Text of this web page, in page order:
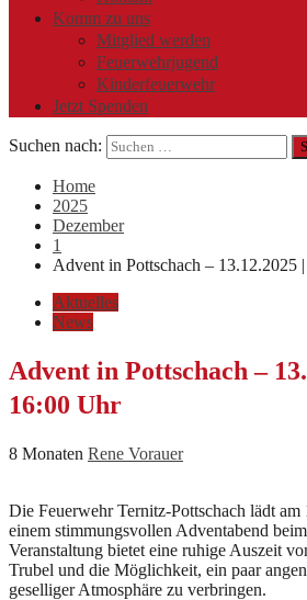
Komm zu uns
Mitglied werden
Feuerwehrjugend
Kinderfeuerwehr
Jetzt Spenden
Suchen nach:
Home
2025
Dezember
1
Advent in Pottschach – 13.12.2025
Aktuelles
News
Advent in Pottschach –
16:00 Uhr
8 Monaten Rene Vorauer
Die Feuerwehr Ternitz-Pottschach lädt am
einem stimmungsvollen Adventabend
Veranstaltung bietet eine ruhige Auszeit
Trubel und die Möglichkeit, ein paar
geselliger Atmosphäre zu verbringen.